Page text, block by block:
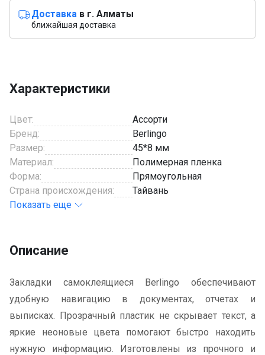
Доставка в г. Алматы
ближайшая доставка
Характеристики
Цвет:
Ассорти
Бренд:
Berlingo
Размер:
45*8 мм
Материал:
Полимерная пленка
Форма:
Прямоугольная
Страна происхождения:
Тайвань
Показать еще
Описание
Закладки самоклеящиеся Berlingo обеспечивают
удобную навигацию в документах, отчетах и
выписках. Прозрачный пластик не скрывает текст, а
яркие неоновые цвета помогают быстро находить
нужную информацию. Изготовлены из прочного и